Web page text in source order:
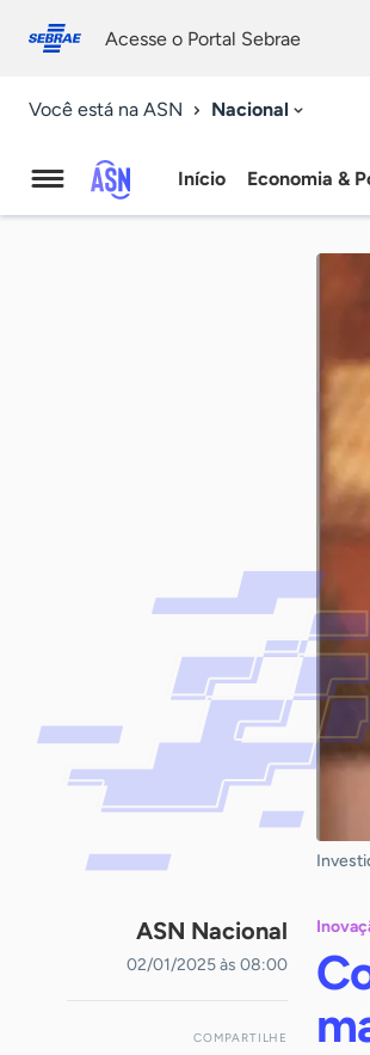
conosco
Acesse o Portal Sebrae
Você está na ASN Nacional
Agência
Início Economia &
ASN Nacional
02/01/2025 às 08:00
COMPARTILHE